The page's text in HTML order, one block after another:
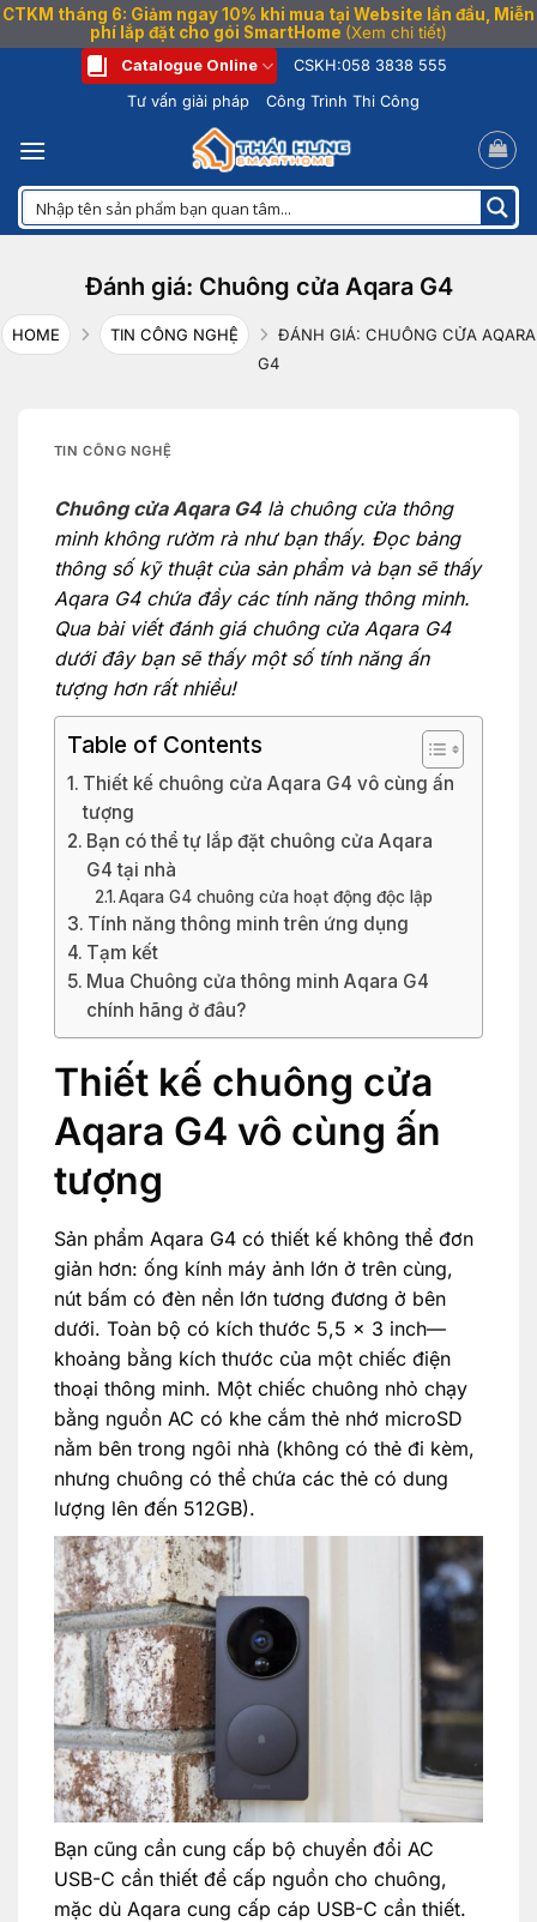
CTKM tháng 6: Giảm ngay 10% khi mua tại Website lần đầu, Miễn
phí lắp đặt cho gói SmartHome (Xem chi tiết)
dung
Catalogue Online CSKH:058 3838 555
Tư vấn giải pháp
Công Trình Thi Công
Đánh giá: Chuông cửa Aqara G4
HOME TIN CÔNG NGHỆ
ĐÁNH GIÁ: CHUÔNG CỬA AQARA
G4
TIN CÔNG NGHỆ
Chuông cửa Aqara G4là chuông cửa thông
minh không rườm rà như bạn thấy. Đọc bảng
thông số kỹ thuật của sản phẩm và bạn sẽ thấy
Aqara G4 chứa đầy các tính năng thông minh.
Qua bài viết đánh giá chuông cửa Aqara G4
dưới đây bạn sẽ thấy một số tính năng ấn
tượng hơn rất nhiều!
Table of Contents
Thiết kế chuông cửa Aqara G4 vô cùng ấn
tượng
Bạn có thể tự lắp đặt chuông cửa Aqara
G4 tại nhà
Aqara G4 chuông cửa hoạt động độc lập
Tính năng thông minh trên ứng dụng
Tạm kết
Mua Chuông cửa thông minh Aqara G4
chính hãng ở đâu?
Thiết kế chuông cửa
Aqara G4 vô cùng ấn
tượng
Sản phẩm Aqara G4 có thiết kế không thể đơn
giản hơn: ống kính máy ảnh lớn ở trên cùng,
nút bấm có đèn nền lớn tương đương ở bên
dưới. Toàn bộ có kích thước 5,5 x 3 inch—
khoảng bằng kích thước của một chiếc điện
thoại thông minh. Một chiếc chuông nhỏ chạy
bằng nguồn AC có khe cắm thẻ nhớ microSD
nằm bên trong ngôi nhà (không có thẻ đi kèm,
nhưng chuông có thể chứa các thẻ có dung
lượng lên đến 512GB).
Bạn cũng cần cung cấp bộ chuyển đổi AC
USB-C cần thiết để cấp nguồn cho chuông,
mặc dù Aqara cung cấp cáp USB-C cần thiết.